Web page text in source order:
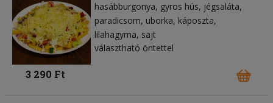
hasábburgonya gyros hús jégsaláta
paradicsom uborka káposzta
lilahagyma sajt
választható öntettel
3 290 Ft